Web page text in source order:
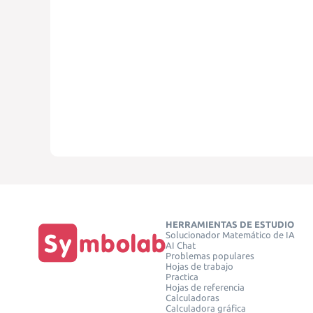
HERRAMIENTAS DE ESTUDIO
Solucionador Matemático de IA
AI Chat
Problemas populares
Hojas de trabajo
Practica
Hojas de referencia
Calculadoras
Calculadora gráfica